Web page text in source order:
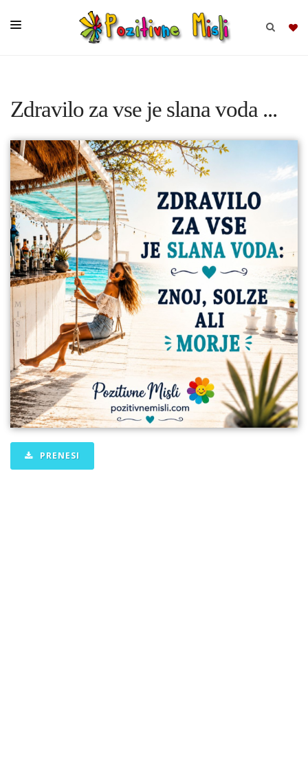
MISLI
KOMPLETI
Zdravilo za vse je slana voda ...
PRENESI